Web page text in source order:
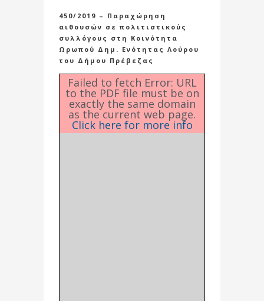
450/2019 – Παραχώρηση
αιθουσών σε πολιτιστικούς
συλλόγους στη Κοινότητα
Ωρωπού Δημ. Ενότητας Λούρου
του Δήμου Πρέβεζας
Failed to fetch Error: URL
to the PDF file must be on
exactly the same domain
as the current web page.
Click here for more info